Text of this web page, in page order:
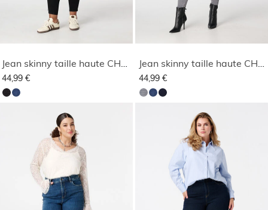
Jean skinny taille haute CHERRY
44,99 €
Jean skinny taille haute CHERRY
44,99 €